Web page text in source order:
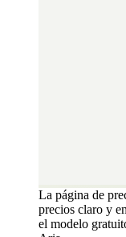
La página de
precios claro y
el modelo